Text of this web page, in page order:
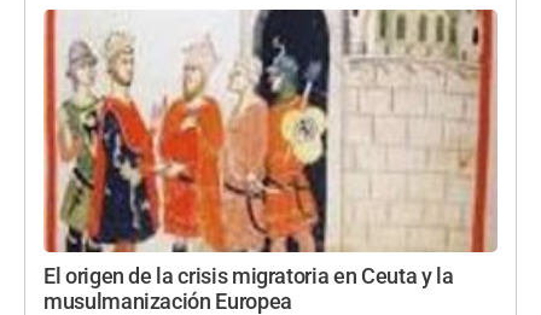
El origen de la crisis migratoria en Ceuta y la
musulmanización Europea